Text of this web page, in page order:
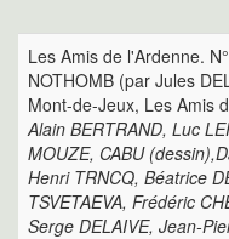
Les Amis de l'Ardenne.
NOTHOMB (par Jules
Mont-de-Jeux, Les Amis
Alain BERTRAND, Luc
MOUZE, CABU
Henri TRNCQ, Béatrice
TSVETAEVA, Frédéric
Serge DELAIVE, Jean-